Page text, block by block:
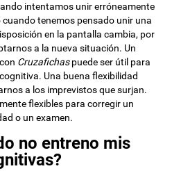
intentamos unir erróneamente
cuando tenemos pensado unir una
en la pantalla cambia, por
a la nueva situación. Un
Cruzafichaspuede ser útil para
Una buena flexibilidad
a los imprevistos que surjan.
flexibles para corregir un
o un examen.
no entreno mis